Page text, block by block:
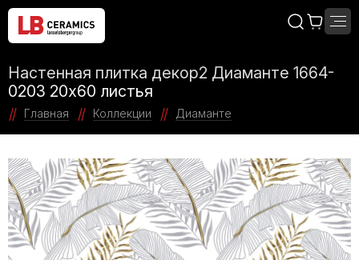
Настенная плитка декор2 Диаманте 1664-
0203 20x60 листья
Главная Коллекции Диаманте